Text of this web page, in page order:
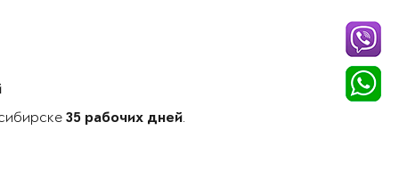
35 рабочих дней.